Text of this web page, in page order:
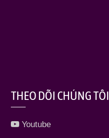
THEO DÕI CHÚNG TÔI
Youtube